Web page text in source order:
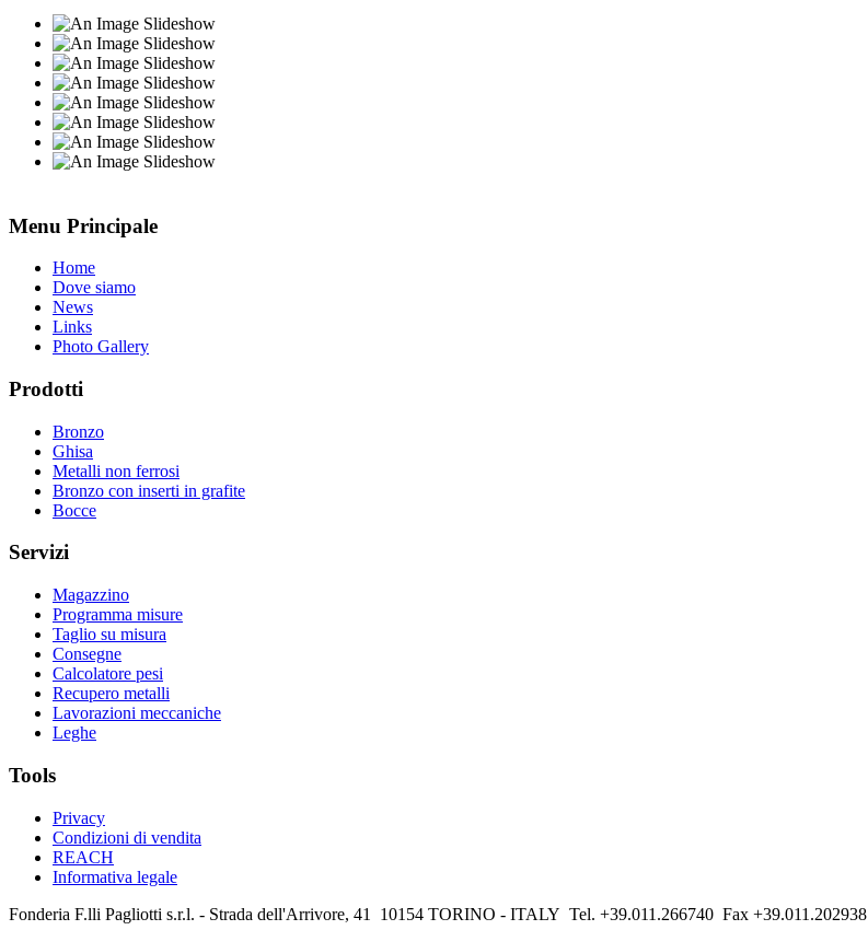
Menu Principale
Home
Dove siamo
News
Links
Photo Gallery
Prodotti
Bronzo
Ghisa
Metalli non ferrosi
Bronzo con inserti in grafite
Bocce
Servizi
Magazzino
Programma misure
Taglio su misura
Consegne
Calcolatore pesi
Recupero metalli
Lavorazioni meccaniche
Leghe
Tools
Privacy
Condizioni di vendita
REACH
Informativa legale
Fonderia F.lli Pagliotti s.r.l. - Strada dell'Arrivore, 41 10154 TORINO - ITALY Tel. +39.011.266740 Fax +39.011.202938